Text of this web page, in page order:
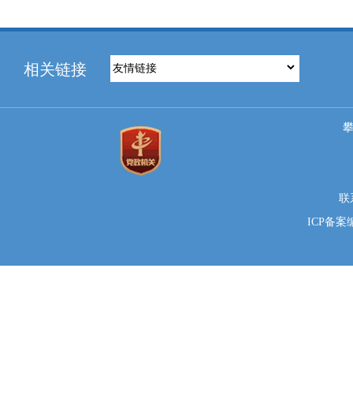
相关链接
联
ICP备案